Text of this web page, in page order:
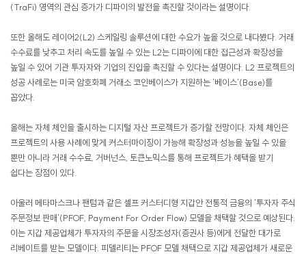
(TraFi) 영역의 관심 증가가 디파이의 발전을 촉진할 것이라는 설명이다.
또한 올해도 레이어2(L2) 스케일링 솔루션에 대한 수요가 높을 것으로 내다봤다. 거래
수수료를 낮추고 처리 속도를 높일 수 있는 L2는 디파이에 대한 접근성과 확장성을
높일 수 있어 기관 투자자와 기업의 진입을 촉진할 수 있다는 설명이다. L2 프로젝트의
성공 사례로는 미국 암호화폐 거래소 코인베이스가 지원하는 '베이스'(Base)를
꼽았다.
올해는 자체 체인을 출시하는 디지털 자산 프로젝트가 증가할 전망이다. 자체 체인은
프로젝트의 사용 사례에 맞게 커스터마이징이 가능해 확장성과 성능을 높일 수 있을
뿐만 아니라 거래 수수료, 거버넌스, 토큰노믹스를 통해 프로젝트가 혜택을 받기
쉽다는 장점이 있다.
아울러 메타마스크나 팬텀과 같은 셀프 커스터디형 지갑안 전통적 금융의 '투자자 주식
주문정보 판매'(PFOF, Payment For Order Flow) 모델을 채택할 것으로 예상된다.
이는 지갑 제공업체가 투자자의 주문을 시장조성자(증권사 등)에게 전달한 대가로
리베이트를 받는 모델이다. 피델리티는 PFOF 모델 채택으로 지갑 제공업체가 새로운